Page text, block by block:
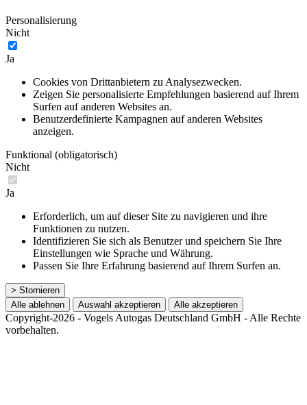
Personalisierung
Nicht
Ja
Cookies von Drittanbietern zu Analysezwecken.
Zeigen Sie personalisierte Empfehlungen basierend auf Ihrem
Surfen auf anderen Websites an.
Benutzerdefinierte Kampagnen auf anderen Websites
anzeigen.
Funktional (obligatorisch)
Nicht
Ja
Erforderlich, um auf dieser Site zu navigieren und ihre
Funktionen zu nutzen.
Identifizieren Sie sich als Benutzer und speichern Sie Ihre
Einstellungen wie Sprache und Währung.
Passen Sie Ihre Erfahrung basierend auf Ihrem Surfen an.
> Stornieren
Alle ablehnen
Auswahl akzeptieren Alle akzeptieren
Copyright-2026 - Vogels Autogas Deutschland GmbH - Alle Rechte
vorbehalten.